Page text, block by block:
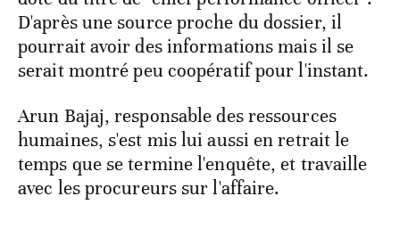
D'après une source proche du dossier, il
pourrait avoir des informations mais il se
serait montré peu coopératif pour l'instant.
Arun Bajaj, responsable des ressources
humaines, s'est mis lui aussi en retrait le
temps que se termine l'enquête, et travaille
avec les procureurs sur l'affaire.